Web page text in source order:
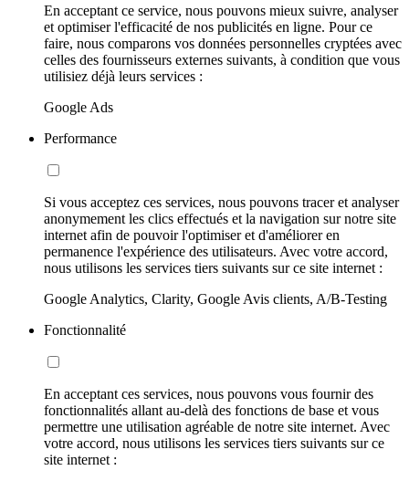
En acceptant ce service, nous pouvons mieux suivre, analyser
et optimiser l'efficacité de nos publicités en ligne. Pour ce
faire, nous comparons vos données personnelles cryptées avec
celles des fournisseurs externes suivants, à condition que vous
utilisiez déjà leurs services :
Google Ads
Performance
Si vous acceptez ces services, nous pouvons tracer et analyser
anonymement les clics effectués et la navigation sur notre site
internet afin de pouvoir l'optimiser et d'améliorer en
permanence l'expérience des utilisateurs. Avec votre accord,
nous utilisons les services tiers suivants sur ce site internet :
Google Analytics, Clarity, Google Avis clients, A/B-Testing
Fonctionnalité
En acceptant ces services, nous pouvons vous fournir des
fonctionnalités allant au-delà des fonctions de base et vous
permettre une utilisation agréable de notre site internet. Avec
votre accord, nous utilisons les services tiers suivants sur ce
site internet :